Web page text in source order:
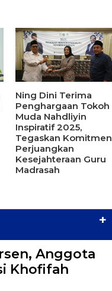
Ning Dini Terima
Penghargaan Tokoh
Muda Nahdliyin
Inspiratif 2025,
Tegaskan Komitmen
Perjuangkan
Kesejahteraan Guru
Madrasah
+
Anggota
Khofifah